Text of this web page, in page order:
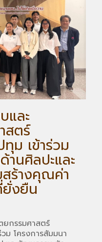
และ
สตร์
ม เข้าร่วม
านศิลปะและ
ร้างคุณค่า
งยืน
ยกรรมศาสตร์
ม โครงการสัมมนา